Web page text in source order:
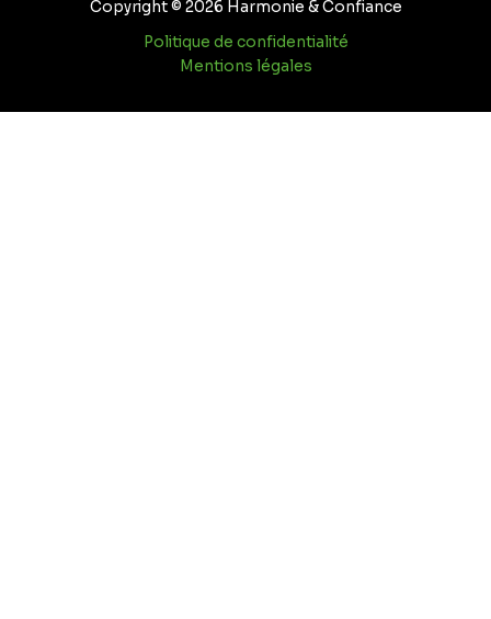
Copyright © 2026 Harmonie & Confiance
Politique de confidentialité
Mentions légales